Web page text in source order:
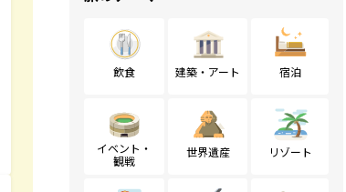
飲食 建築・アート 宿泊
イベント・
観戦
世界遺産 リゾート